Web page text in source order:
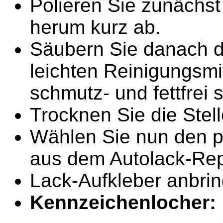
Polieren Sie
herum kurz ab.
Säubern Sie danach
leichten
schmutz- und fettfrei
Trocknen Sie die
Wählen Sie nun den
aus dem Autolack-
Lack-Aufkleber
Kennzeichenlocher: